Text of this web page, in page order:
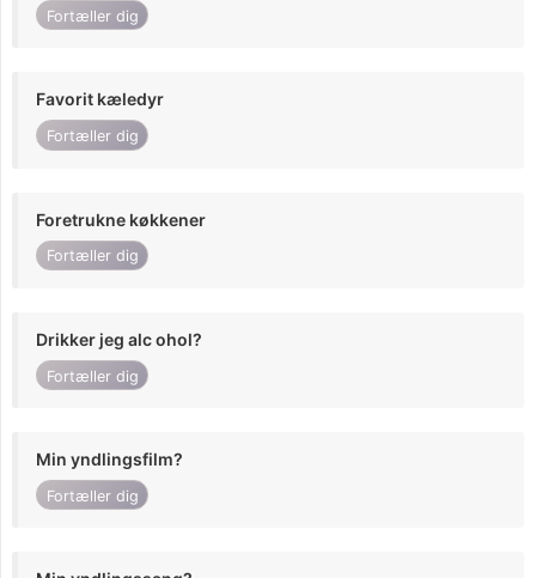
Fortæller dig
Favorit kæledyr
Fortæller dig
Foretrukne køkkener
Fortæller dig
Drikker jeg alc ohol?
Fortæller dig
Min yndlingsfilm?
Fortæller dig